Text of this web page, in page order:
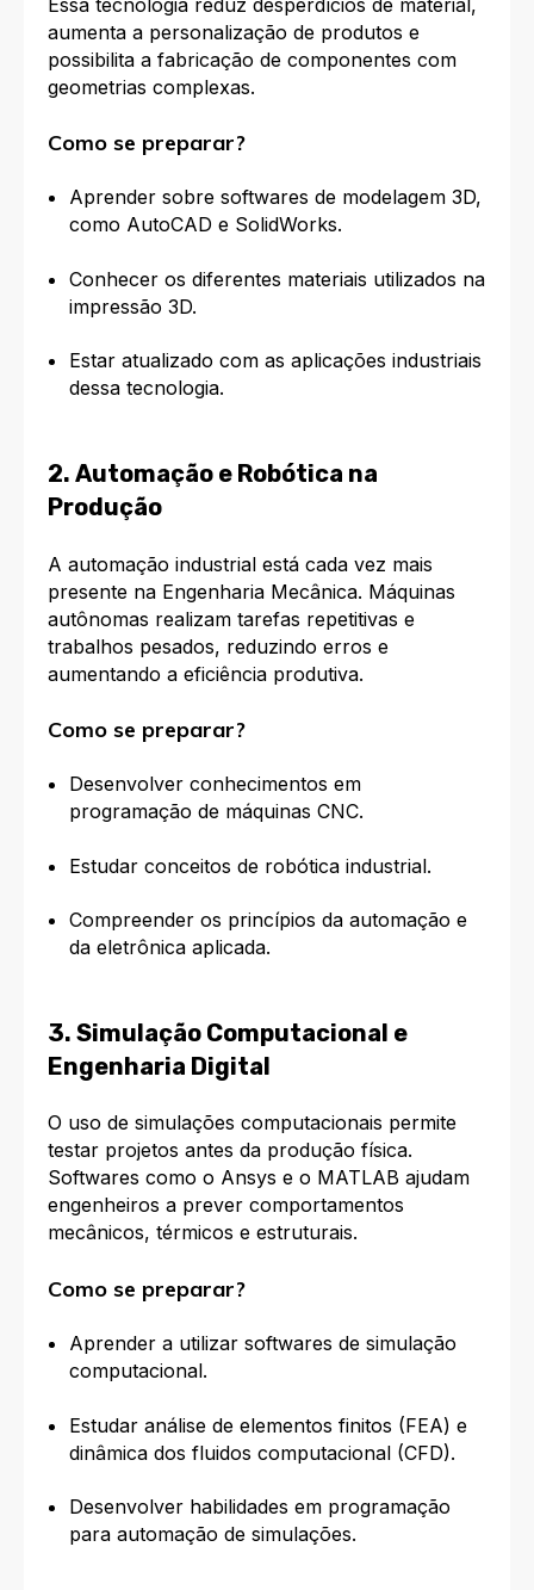
aumenta a personalização de produtos e
possibilita a fabricação de componentes com
geometrias complexas.
Como se preparar?
Aprender sobre softwares de modelagem 3D,
como AutoCAD e SolidWorks.
Conhecer os diferentes materiais utilizados na
impressão 3D.
Estar atualizado com as aplicações industriais
dessa tecnologia.
2. Automação e Robótica na
Produção
A automação industrial está cada vez mais
presente na Engenharia Mecânica. Máquinas
autônomas realizam tarefas repetitivas e
trabalhos pesados, reduzindo erros e
aumentando a eficiência produtiva.
Como se preparar?
Desenvolver conhecimentos em
programação de máquinas CNC.
Estudar conceitos de robótica industrial.
Compreender os princípios da automação e
da eletrônica aplicada.
3. Simulação Computacional e
Engenharia Digital
O uso de simulações computacionais permite
testar projetos antes da produção física.
Softwares como o Ansys e o MATLAB ajudam
engenheiros a prever comportamentos
mecânicos, térmicos e estruturais.
Como se preparar?
Aprender a utilizar softwares de simulação
computacional.
Estudar análise de elementos finitos (FEA) e
dinâmica dos fluidos computacional (CFD).
Desenvolver habilidades em programação
para automação de simulações.